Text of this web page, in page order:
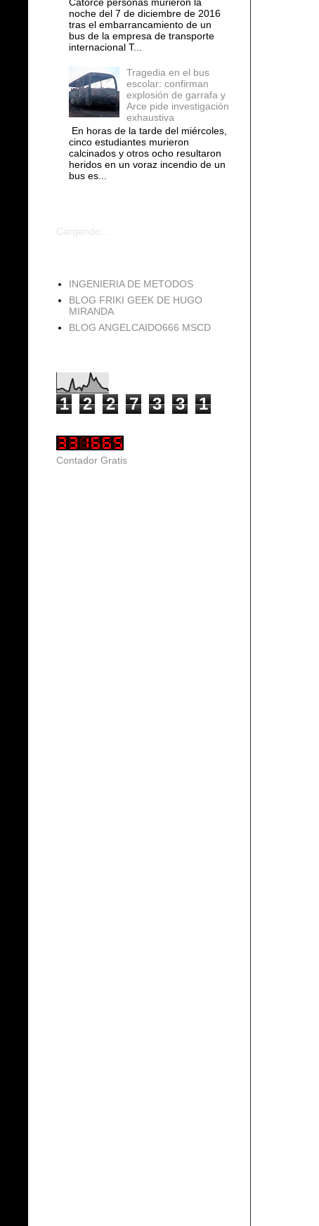
Catorce personas murieron la
noche del 7 de diciembre de 2016
tras el embarrancamiento de un
bus de la empresa de transporte
internacional T...
Tragedia en el bus
escolar: confirman
explosión de garrafa y
Arce pide investigación
exhaustiva
En horas de la tarde del miércoles,
cinco estudiantes murieron
calcinados y otros ocho resultaron
heridos en un voraz incendio de un
bus es...
Cargando...
INGENIERIA DE METODOS
BLOG FRIKI GEEK DE HUGO
MIRANDA
BLOG ANGELCAIDO666 MSCD
1 2 2 7 3 3 1
Contador Gratis